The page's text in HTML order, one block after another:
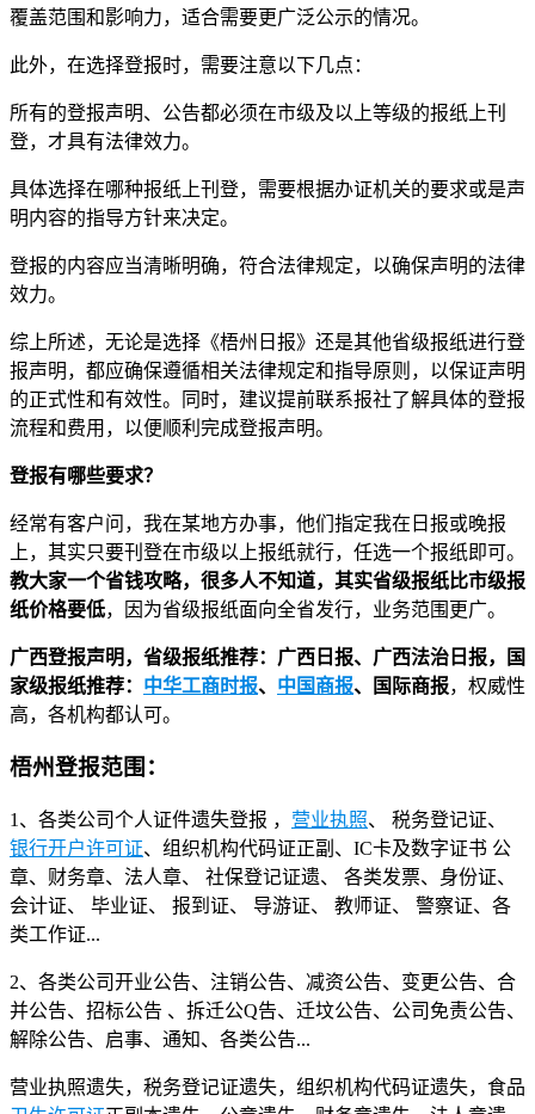
覆盖范围和影响力，适合需要更广泛公示的情况。
此外，在选择登报时，需要注意以下几点：
所有的登报声明、公告都必须在市级及以上等级的报纸上刊
登，才具有法律效力。
具体选择在哪种报纸上刊登，需要根据办证机关的要求或是声
明内容的指导方针来决定。
登报的内容应当清晰明确，符合法律规定，以确保声明的法律
效力。
综上所述，无论是选择《梧州日报》还是其他省级报纸进行登
报声明，都应确保遵循相关法律规定和指导原则，以保证声明
的正式性和有效性。同时，建议提前联系报社了解具体的登报
流程和费用，以便顺利完成登报声明。
登报有哪些要求？
经常有客户问，我在某地方办事，他们指定我在日报或晚报
上，其实只要刊登在市级以上报纸就行，任选一个报纸即可。
教大家一个省钱攻略，很多人不知道，其实省级报纸比市级报
纸价格要低，因为省级报纸面向全省发行，业务范围更广。
广西登报声明，省级报纸推荐：广西日报、广西法治日报，国
家级报纸推荐： 中华工商时报、 中国商报、国际商报，权威性
高，各机构都认可。
梧州登报范围：
1、各类公司个人证件遗失登报 ， 营业执照、 税务登记证、
银行开户许可证、组织机构代码证正副、IC卡及数字证书 公
章、财务章、法人章、 社保登记证遗、 各类发票、身份证、
会计证、 毕业证、 报到证、 导游证、 教师证、 警察证、各
类工作证...
2、各类公司开业公告、注销公告、减资公告、变更公告、合
并公告、招标公告 、拆迁公Q告、迁坟公告、公司免责公告、
解除公告、启事、通知、各类公告...
营业执照遗失，税务登记证遗失，组织机构代码证遗失，食品